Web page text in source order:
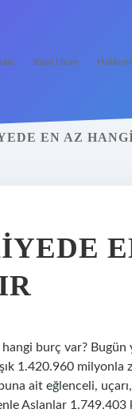
Yasal Uyarı
EN AZ
hangi burç var? Bugün
1.420.960 milyonla
ait eğlenceli,
Aslanlar 1.749.403